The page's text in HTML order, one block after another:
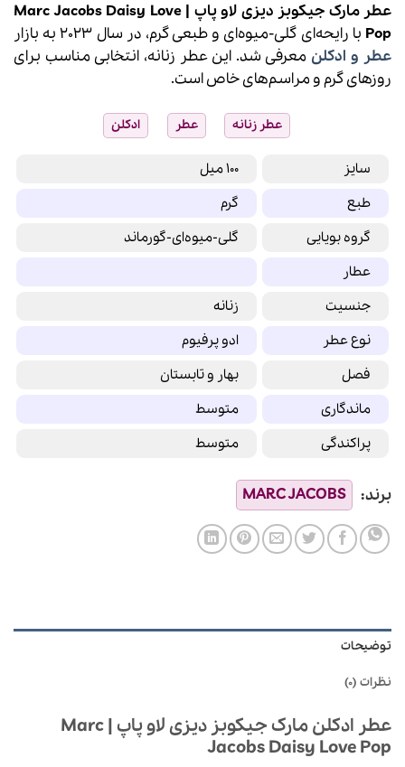
عطر مارک جیکوبز دیزی لاو پاپ | Marc Jacobs Daisy Love
Pop با رایحه‌ای گلی-میوه‌ای و طبعی گرم، در سال 2023 به بازار
عطر و ادکلن معرفی شد. این عطر زنانه، انتخابی مناسب برای
روزهای گرم و مراسم‌های خاص است.
عطر زنانه عطر ادکلن
سایز
100 میل
طبع
گرم
گروه بویایی
گلی-میوه‌ای-گورماند
عطار
جنسیت
زنانه
نوع عطر
ادو پرفیوم
فصل
بهار و تابستان
ماندگاری
متوسط
پراکندگی
متوسط
توضیحات
نظرات (0)
عطر ادکلن مارک جیکوبز دیزی لاو پاپ |Marc
Jacobs Daisy Love Pop